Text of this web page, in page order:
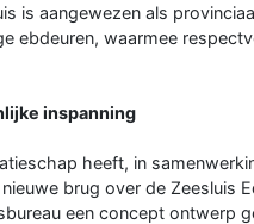
is aangewezen als
ebdeuren, waarmee
inspanning
heeft, in
brug over de Zeesluis
een concept ontwerp